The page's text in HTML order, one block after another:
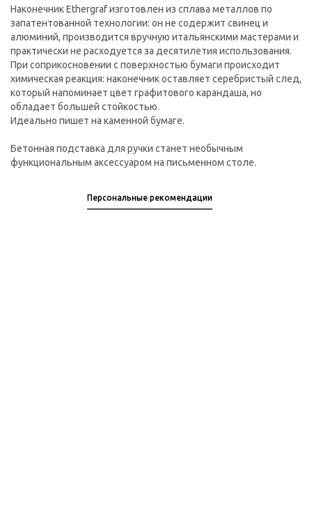
Наконечник Ethergraf изготовлен из сплава металлов по
запатентованной технологии: он не содержит свинец и
алюминий, производится вручную итальянскими мастерами и
практически не расходуется за десятилетия использования.
При соприкосновении с поверхностью бумаги происходит
химическая реакция: наконечник оставляет серебристый след,
который напоминает цвет графитового карандаша, но
обладает большей стойкостью.
Идеально пишет на каменной бумаге.
Бетонная подставка для ручки станет необычным
функциональным аксессуаром на письменном столе.
Персональные рекомендации